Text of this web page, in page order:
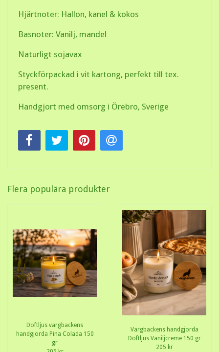
Hjärtnoter: Hallon, kanel & kokos
Basnoter: Vanilj, mandel
Naturligt sojavax
Styckförpackad i vit kartong, perfekt till tex.
present.
Handgjort med omsorg i Örebro, Sverige
Flera populära produkter
Doftljus vargbackens
handgjorda Pina Colada 150
gr
Vargbackens handgjorda
Doftljus Vaniljcreme 150 gr
205 kr